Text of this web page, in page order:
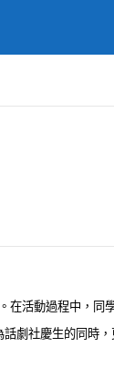
在活動過程中，同
劇社慶生的同時